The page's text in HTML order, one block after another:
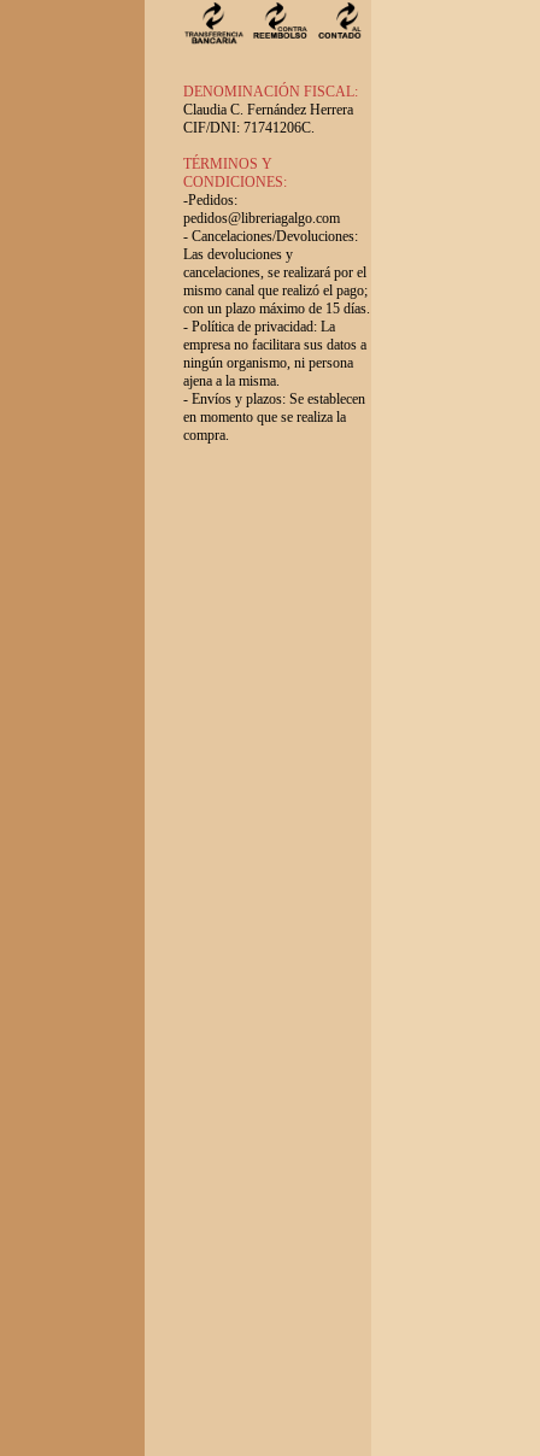
DENOMINACIÓN FISCAL:
Claudia C. Fernández Herrera
CIF/DNI: 71741206C.
TÉRMINOS Y
CONDICIONES:
-Pedidos:
pedidos@libreriagalgo.com
- Cancelaciones/Devoluciones:
Las devoluciones y
cancelaciones, se realizará por el
mismo canal que realizó el pago;
con un plazo máximo de 15 días.
- Política de privacidad: La
empresa no facilitara sus datos a
ningún organismo, ni persona
ajena a la misma.
- Envíos y plazos: Se establecen
en momento que se realiza la
compra.